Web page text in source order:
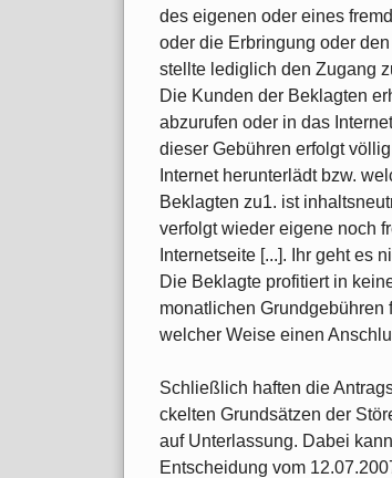
des eigenen oder eines
oder die Erbringung oder
stellte lediglich den Zugang
Die Kunden der Beklagten
abzurufen oder in das
dieser Gebühren erfolgt
Internet herunterlädt bzw.
Beklagten zu1. ist
verfolgt wieder eigene noch
Internetseite [...]. Ihr geht es
Die Beklagte profitiert in
monatlichen
welcher Weise einen
Schließlich haften die
ckelten Grundsätzen der
auf Unterlassung. Dabei
Entscheidung vom